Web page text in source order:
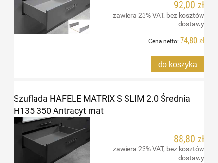
92,00 zł
zawiera 23% VAT, bez kosztów
dostawy
Cena netto: 74,80 zł
do koszyka
Szuflada HAFELE MATRIX S SLIM 2.0 Średnia
H135 350 Antracyt mat
88,80 zł
zawiera 23% VAT, bez kosztów
dostawy